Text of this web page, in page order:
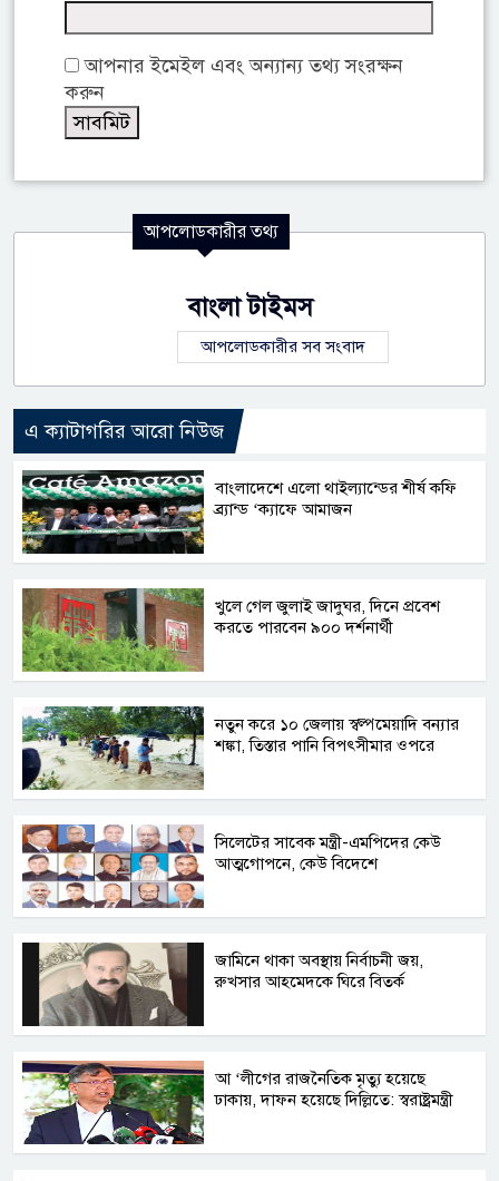
আপনার ইমেইল এবং অন্যান্য তথ্য সংরক্ষন
করুন
আপলোডকারীর তথ্য
বাংলা টাইমস
আপলোডকারীর সব সংবাদ
এ ক্যাটাগরির আরো নিউজ
বাংলাদেশে এলো থাইল্যান্ডের শীর্ষ কফি
ব্র্যান্ড ‘ক্যাফে আমাজন
খুলে গেল জুলাই জাদুঘর, দিনে প্রবেশ
করতে পারবেন ৯০০ দর্শনার্থী
নতুন করে ১০ জেলায় স্বল্পমেয়াদি বন্যার
শঙ্কা, তিস্তার পানি বিপৎসীমার ওপরে
সিলেটের সাবেক মন্ত্রী-এমপিদের কেউ
আত্মগোপনে, কেউ বিদেশে
জামিনে থাকা অবস্থায় নির্বাচনী জয়,
রুখসার আহমেদকে ঘিরে বিতর্ক
আ ‘লীগের রাজনৈতিক মৃত্যু হয়েছে
ঢাকায়, দাফন হয়েছে দিল্লিতে: স্বরাষ্ট্রমন্ত্রী